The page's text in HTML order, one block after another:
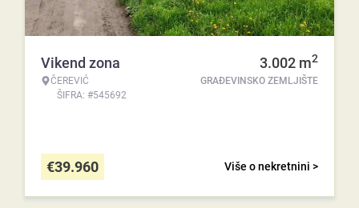
Vikend zona
ČEREVIĆ
ŠIFRA: #545692
3.002 m2
GRAĐEVINSKO ZEMLJIŠTE
Više o nekretnini >
€39.960